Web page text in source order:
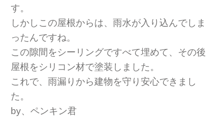
す。
しかしこの屋根からは、雨水が入り込んでしま
ったんですね。
この隙間をシーリングですべて埋めて、その後
屋根をシリコン材で塗装しました。
これで、雨漏りから建物を守り安心できまし
た。
by、ペンキン君